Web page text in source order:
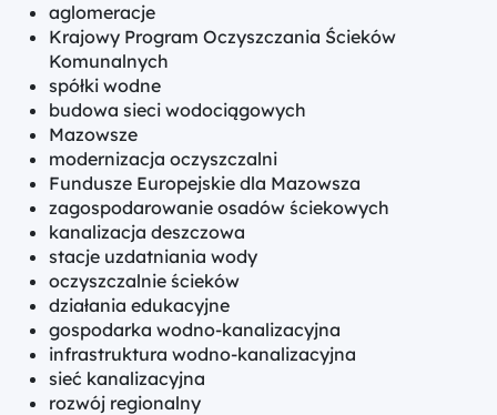
aglomeracje
Krajowy Program Oczyszczania Ścieków
Komunalnych
spółki wodne
budowa sieci wodociągowych
Mazowsze
modernizacja oczyszczalni
Fundusze Europejskie dla Mazowsza
zagospodarowanie osadów ściekowych
kanalizacja deszczowa
stacje uzdatniania wody
oczyszczalnie ścieków
działania edukacyjne
gospodarka wodno-kanalizacyjna
infrastruktura wodno-kanalizacyjna
sieć kanalizacyjna
rozwój regionalny